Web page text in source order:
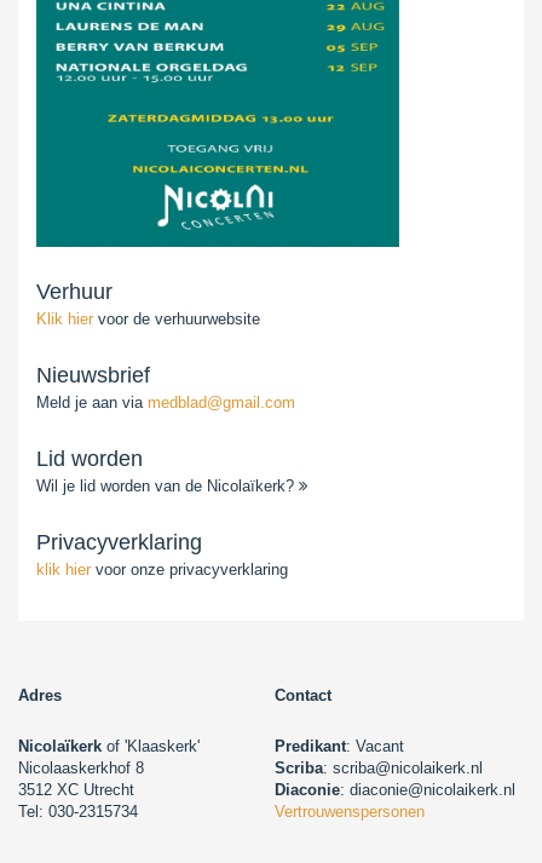
Verhuur
Klik hier voor de verhuurwebsite
Nieuwsbrief
Meld je aan via medblad@gmail.com
Lid worden
Wil je lid worden van de Nicolaïkerk?
Privacyverklaring
klik hier voor onze privacyverklaring
Adres Contact
Nicolaïkerk of 'Klaaskerk'
Nicolaaskerkhof 8
3512 XC Utrecht
Tel: 030-2315734
Predikant: Vacant
Scriba: scriba@nicolaikerk.nl
Diaconie: diaconie@nicolaikerk.nl
Vertrouwenspersonen